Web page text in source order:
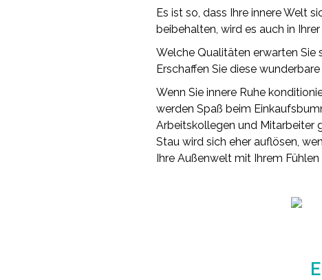
Es ist so, dass Ihre innere Welt
beibehalten, wird es auch in
Welche Qualitäten erwarten Sie
Erschaffen Sie diese
Wenn Sie innere Ruhe
werden Spaß beim
Arbeitskollegen und Mitarbeiter
Stau wird sich eher auflösen,
Ihre Außenwelt mit Ihrem Fühlen